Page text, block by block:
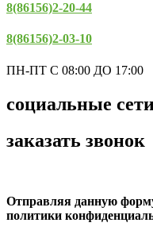
8(86156)2-20-44
8(86156)2-03-10
ПН-ПТ С 08:00 ДО 17:00
социальные
заказать звонок
Отправляя данную
политики